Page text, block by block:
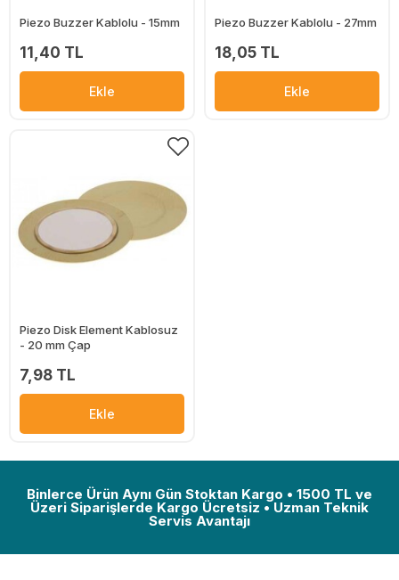
Piezo Buzzer Kablolu - 15mm
11,40 TL
Ekle
Piezo Buzzer Kablolu - 27mm
18,05 TL
Ekle
Piezo Disk Element Kablosuz
- 20 mm Çap
7,98 TL
Ekle
Binlerce Ürün Aynı Gün Stoktan Kargo • 1500 TL ve
Üzeri Siparişlerde Kargo Ücretsiz • Uzman Teknik
Servis Avantajı